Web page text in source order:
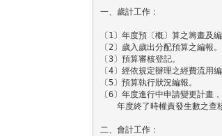
一、歲計工作：
〔1〕年度預〔概〕算之籌畫及編
〔2〕歲入歲出分配預算之編報。
〔3〕預算審核登記。
〔4〕經依規定辦理之經費流用編
〔5〕預算執行狀況編報。
〔6〕年度進行中申請變更計畫
年度終了時權責發生數之查
二、會計工作：